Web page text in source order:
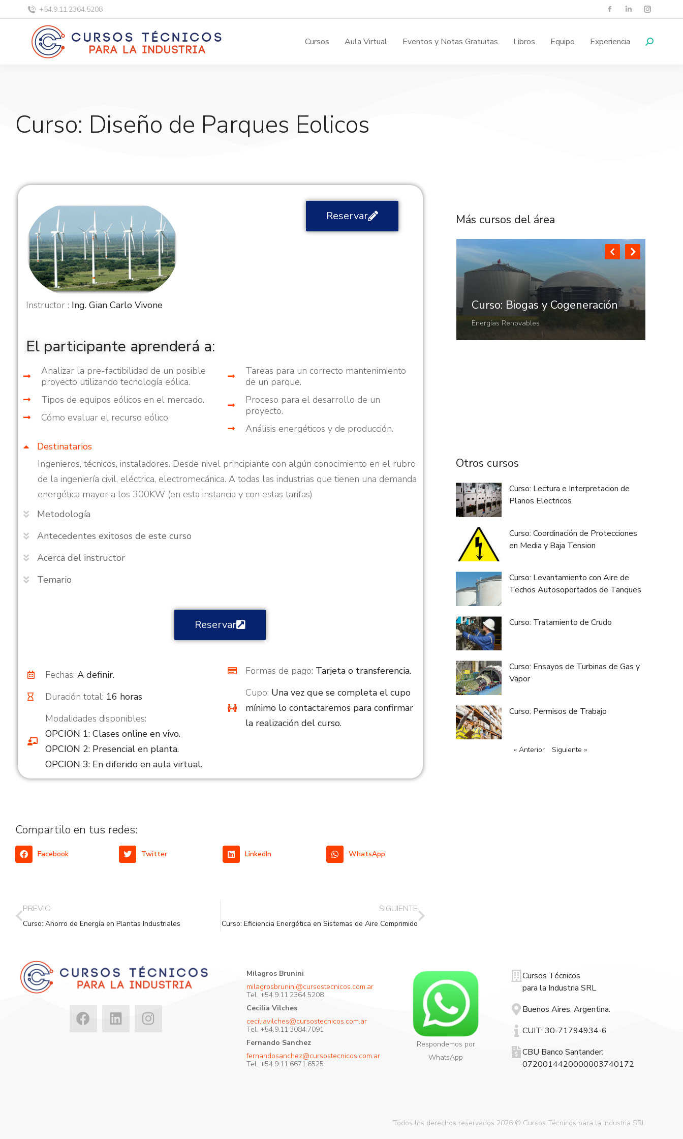
+54.9.11.2364.5208
Cursos Aula Virtual Eventos y Notas Gratuitas Libros Equipo Experiencia
Curso: Diseño de Parques Eolicos
Instructor : Ing. Gian Carlo Vivone
Reservar
El participante aprenderá a:
Analizar la pre-factibilidad de un posible
proyecto utilizando tecnología eólica.
Tipos de equipos eólicos en el mercado.
Cómo evaluar el recurso eólico.
Tareas para un correcto mantenimiento
de un parque.
Proceso para el desarrollo de un
proyecto.
Análisis energéticos y de producción.
Destinatarios
Ingenieros, técnicos, instaladores. Desde nivel principiante con algún conocimiento en el rubro
de la ingeniería civil, eléctrica, electromecánica. A todas las industrias que tienen una demanda
energética mayor a los 300KW (en esta instancia y con estas tarifas)
Metodología
Antecedentes exitosos de este curso
Acerca del instructor
Temario
Reservar
Fechas: A definir.
Duración total: 16 horas
Modalidades disponibles:
OPCION 1: Clases online en vivo.
OPCION 2: Presencial en planta.
OPCION 3: En diferido en aula virtual.
Formas de pago: Tarjeta o transferencia.
Cupo: Una vez que se completa el cupo
mínimo lo contactaremos para confirmar
la realización del curso.
Compartilo en tus redes:
Facebook Twitter LinkedIn WhatsApp
PREVIO
Curso: Ahorro de Energía en Plantas Industriales
SIGUIENTE
Curso: Eficiencia Energética en Sistemas de Aire Comprimido
Más cursos del área
Energías Renovables
Curso: Biogas y Cogeneración
Energías Renovables
Otros cursos
Curso: Lectura e Interpretacion de
Planos Electricos
Curso: Coordinación de Protecciones
en Media y Baja Tension
Curso: Levantamiento con Aire de
Techos Autosoportados de Tanques
Curso: Tratamiento de Crudo
Curso: Ensayos de Turbinas de Gas y
Vapor
Curso: Permisos de Trabajo
« Anterior Siguiente »
Milagros Brunini
milagrosbrunini@cursostecnicos.com.ar
Tel. +54.9.11.2364.5208
Cecilia Vilches
ceciliavilches@cursostecnicos.com.ar
Tel. +54.9.11.3084.7091
Fernando Sanchez
fernandosanchez@cursostecnicos.com.ar
Tel. +54.9.11.6671.6525
Respondemos por
WhatsApp
Cursos Técnicos
para la Industria SRL
Buenos Aires, Argentina.
CUIT: 30-71794934-6
CBU Banco Santander:
0720014420000003740172
Todos los derechos reservados 2026 © Cursos Técnicos para la Industria SRL